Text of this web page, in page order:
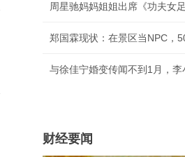
周星驰妈妈姐姐出席《功夫女
郑国霖现状：在景区当NPC，
与徐佳宁婚变传闻不到1月，
财经要闻